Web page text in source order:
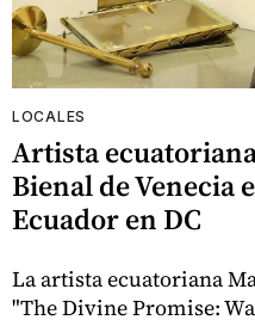
LOCALES
Artista
Bienal de Venecia
Ecuador en DC
La artista ecuatoriana
"The Divine Promise: